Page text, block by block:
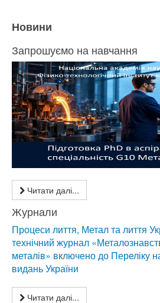
Новини
Запрошуємо на навчання
Читати далі...
Журнали
Процеси лиття, Метал та лиття
технічний журнал
металів» включено до Переліку
видань України
Читати далі...